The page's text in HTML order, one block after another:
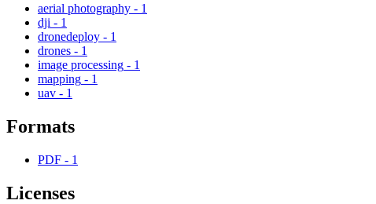
aerial photography - 1
dji - 1
dronedeploy - 1
drones - 1
image processing - 1
mapping - 1
uav - 1
Formats
PDF - 1
Licenses